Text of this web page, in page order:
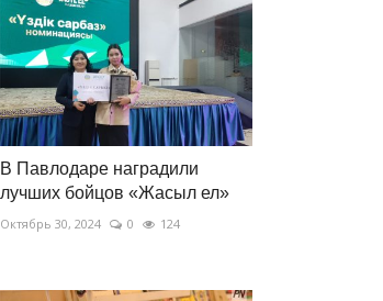
В Павлодаре наградили
лучших бойцов «Жасыл ел»
Октябрь 30, 2024 0 124